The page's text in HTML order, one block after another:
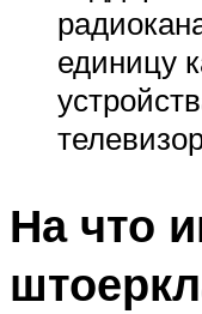
единицу
На что